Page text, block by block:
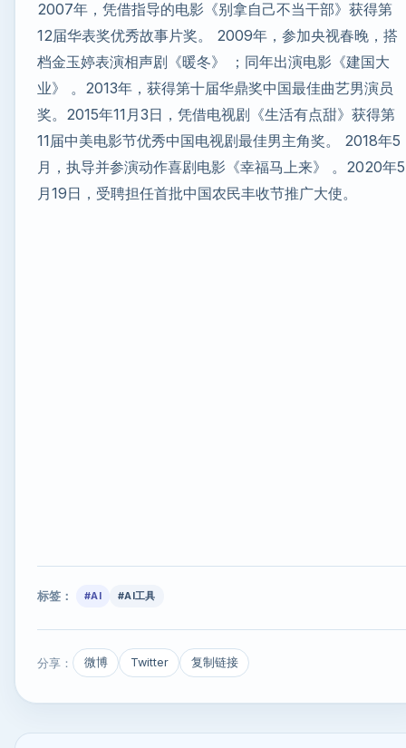
2007年，凭借指导的电影《别拿自己不当干部》获得第
12届华表奖优秀故事片奖。 2009年，参加央视春晚，搭
档金玉婷表演相声剧《暖冬》 ；同年出演电影《建国大
业》 。2013年，获得第十届华鼎奖中国最佳曲艺男演员
奖。2015年11月3日，凭借电视剧《生活有点甜》获得第
11届中美电影节优秀中国电视剧最佳男主角奖。 2018年5
月，执导并参演动作喜剧电影《幸福马上来》 。2020年5
月19日，受聘担任首批中国农民丰收节推广大使。
标签： #AI #AI工具
分享： 微博 Twitter 复制链接